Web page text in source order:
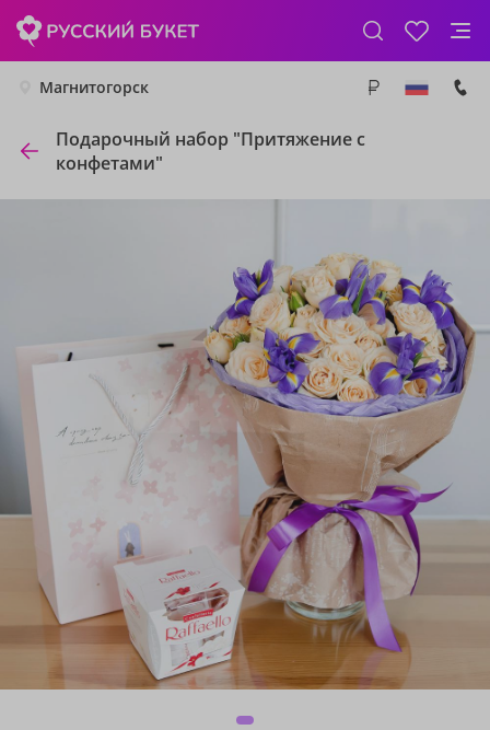
Магнитогорск
Подарочный набор "Притяжение с
конфетами"